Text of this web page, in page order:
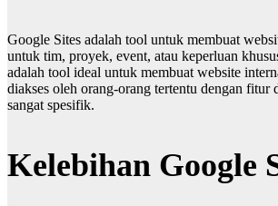
Google Sites adalah tool untuk membuat
untuk tim, proyek, event, atau keperluan
adalah tool ideal untuk membuat website
diakses oleh orang-orang tertentu dengan fitur
sangat spesifik.
Kelebihan Google